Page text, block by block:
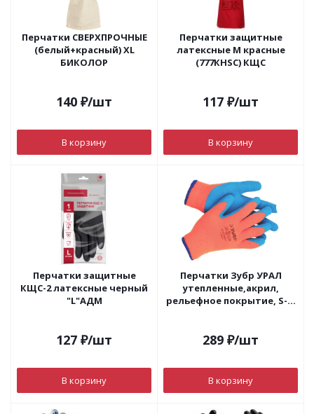
Перчатки СВЕРХПРОЧНЫЕ
(белый+красный) XL
БИКОЛОР
140 ₽/шт
В корзину
Перчатки защитные
латексные М красные
(777КНSС) КЩС
117 ₽/шт
В корзину
Перчатки защитные
КЩС-2 латексные черный
"L"АДМ
127 ₽/шт
В корзину
Перчатки Зубр УРАЛ
утепленные,акрил,
рельефное покрытие, S-M
289 ₽/шт
В корзину